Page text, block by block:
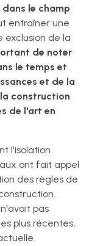
le champ
entraîner une
exclusion de la
de noter
le temps et
et de la
construction
de l'art en
l'isolation
ont fait appel
des règles de
pas
plus récentes,